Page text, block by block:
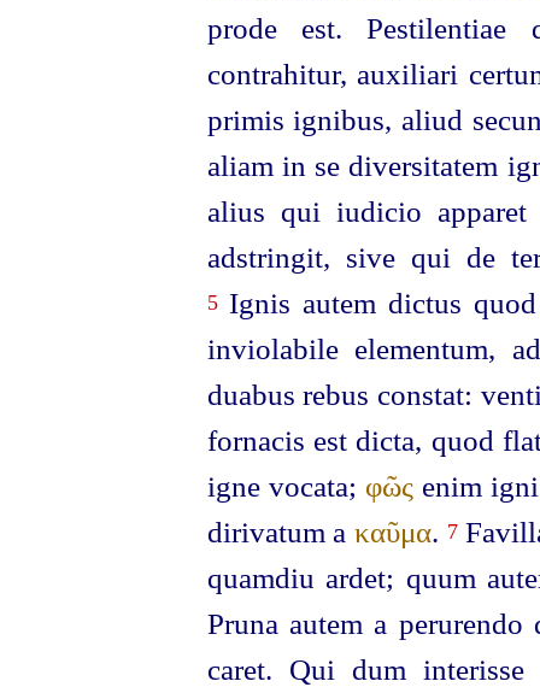
prode est. Pestilentiae
contrahitur, auxiliari
primis ignibus, aliud
aliam in se diversitatem
alius qui iudicio
adstringit, sive qui de
5Ignis autem dictus
inviolabile elementum,
duabus rebus constat:
fornacis est dicta, quod
igne vocata; φῶςenim
dirivatum a καῦμα. 7
quamdiu ardet; quum
Pruna autem a
caret. Qui dum